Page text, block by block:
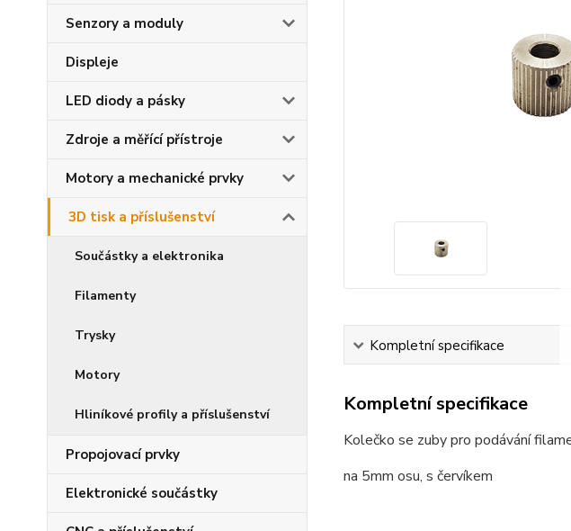
Senzory a moduly
Displeje
LED diody a pásky
Zdroje a měřící přístroje
Motory a mechanické prvky
3D tisk a příslušenství
Součástky a elektronika
Filamenty
Trysky
Motory
Hliníkové profily a příslušenství
Propojovací prvky
Elektronické součástky
Kompletní specifikace
Kompletní specifikace
Kolečko se zuby pro podávání
na 5mm osu, s červíkem